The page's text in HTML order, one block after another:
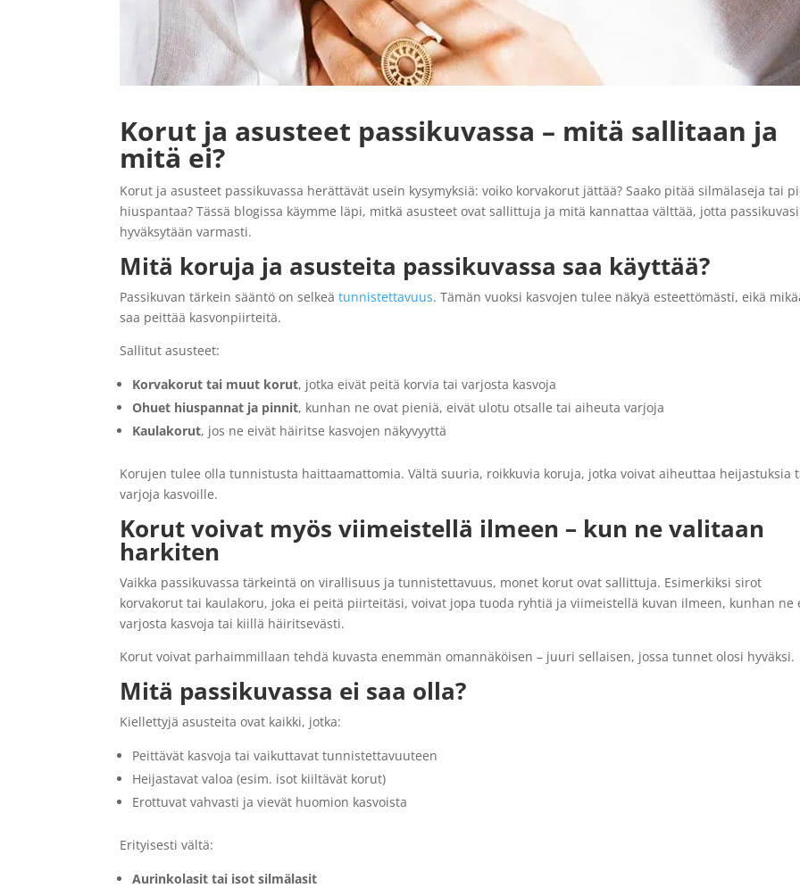
Korut ja asusteet passikuvassa – mitä sallitaan ja
mitä ei?
Korut ja asusteet passikuvassa herättävät usein kysymyksiä: voiko korvakorut jättää? Saako pitää silmälaseja tai
hiuspantaa? Tässä blogissa käymme läpi, mitkä asusteet ovat sallittuja ja mitä kannattaa välttää, jotta passikuvasi
hyväksytään varmasti.
Mitä koruja ja asusteita passikuvassa saa käyttää?
Passikuvan tärkein sääntö on selkeätunnistettavuus. Tämän vuoksi kasvojen tulee näkyä esteettömästi, eikä
saa peittää kasvonpiirteitä.
Sallitut asusteet:
Korvakorut tai muut korut, jotka eivät peitä korvia tai varjosta kasvoja
Ohuet hiuspannat ja pinnit, kunhan ne ovat pieniä, eivät ulotu otsalle tai aiheuta varjoja
Kaulakorut, jos ne eivät häiritse kasvojen näkyvyyttä
Korujen tulee olla tunnistusta haittaamattomia. Vältä suuria, roikkuvia koruja, jotka voivat aiheuttaa heijastuksia
varjoja kasvoille.
Korut voivat myös viimeistellä ilmeen – kun ne valitaan
harkiten
Vaikka passikuvassa tärkeintä on virallisuus ja tunnistettavuus, monet korut ovat sallittuja. Esimerkiksi sirot
korvakorut tai kaulakoru, joka ei peitä piirteitäsi, voivat jopa tuoda ryhtiä ja viimeistellä kuvan ilmeen, kunhan ne
varjosta kasvoja tai kiillä häiritsevästi.
Korut voivat parhaimmillaan tehdä kuvasta enemmän omannäköisen – juuri sellaisen, jossa tunnet olosi hyväksi.
Mitä passikuvassa ei saa olla?
Kiellettyjä asusteita ovat kaikki, jotka:
Peittävät kasvoja tai vaikuttavat tunnistettavuuteen
Heijastavat valoa (esim. isot kiiltävät korut)
Erottuvat vahvasti ja vievät huomion kasvoista
Erityisesti vältä:
Aurinkolasit tai isot silmälasit